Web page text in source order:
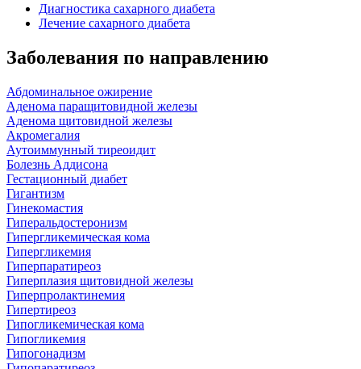
Диагностика сахарного диабета
Лечение сахарного диабета
Заболевания по направлению
Абдоминальное ожирение
Аденома паращитовидной железы
Аденома щитовидной железы
Акромегалия
Аутоиммунный тиреоидит
Болезнь Аддисона
Гестационный диабет
Гигантизм
Гинекомастия
Гиперальдостеронизм
Гипергликемическая кома
Гипергликемия
Гиперпаратиреоз
Гиперплазия щитовидной железы
Гиперпролактинемия
Гипертиреоз
Гипогликемическая кома
Гипогликемия
Гипогонадизм